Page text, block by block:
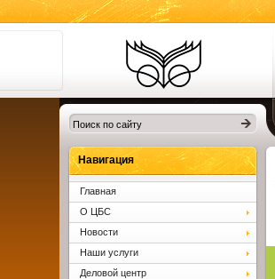
Библиотеки
Клина. Клинская
ЦБС.
Навигация
Главная
О ЦБС
Новости
Наши услуги
Деловой центр